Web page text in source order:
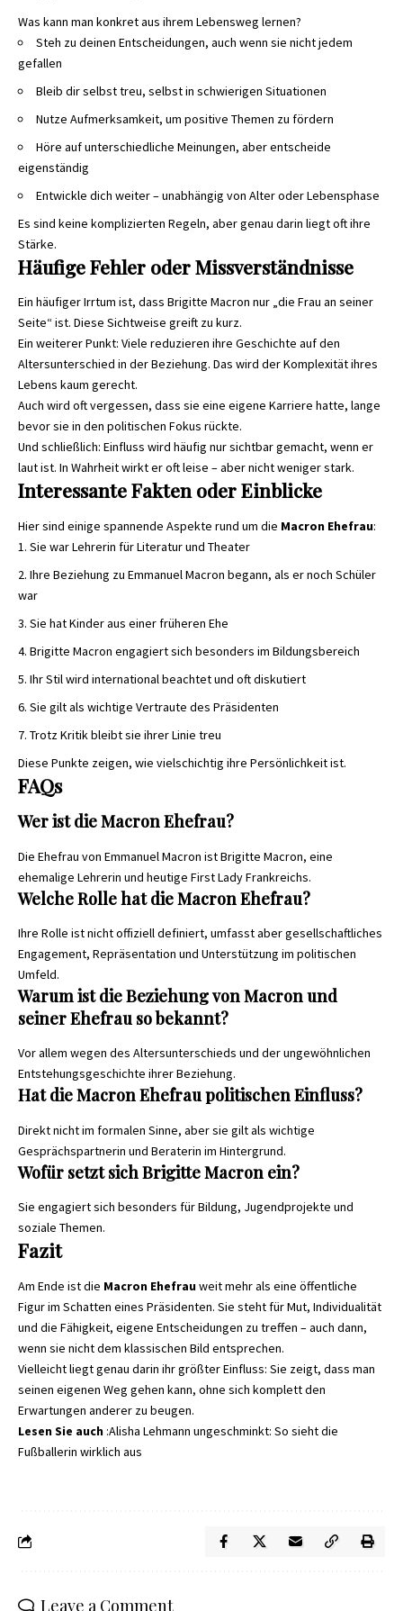
Was kann man konkret aus ihrem Lebensweg lernen?
Steh zu deinen Entscheidungen, auch wenn sie nicht jedem
gefallen
Bleib dir selbst treu, selbst in schwierigen Situationen
Nutze Aufmerksamkeit, um positive Themen zu fördern
Höre auf unterschiedliche Meinungen, aber entscheide
eigenständig
Entwickle dich weiter – unabhängig von Alter oder Lebensphase
Es sind keine komplizierten Regeln, aber genau darin liegt oft ihre
Stärke.
Häufige Fehler oder Missverständnisse
Ein häufiger Irrtum ist, dass Brigitte Macron nur „die Frau an seiner
Seite“ ist. Diese Sichtweise greift zu kurz.
Ein weiterer Punkt: Viele reduzieren ihre Geschichte auf den
Altersunterschied in der Beziehung. Das wird der Komplexität ihres
Lebens kaum gerecht.
Auch wird oft vergessen, dass sie eine eigene Karriere hatte, lange
bevor sie in den politischen Fokus rückte.
Und schließlich: Einfluss wird häufig nur sichtbar gemacht, wenn er
laut ist. In Wahrheit wirkt er oft leise – aber nicht weniger stark.
Interessante Fakten oder Einblicke
Hier sind einige spannende Aspekte rund um die Macron Ehefrau:
Sie war Lehrerin für Literatur und Theater
Ihre Beziehung zu Emmanuel Macron begann, als er noch Schüler
war
Sie hat Kinder aus einer früheren Ehe
Brigitte Macron engagiert sich besonders im Bildungsbereich
Ihr Stil wird international beachtet und oft diskutiert
Sie gilt als wichtige Vertraute des Präsidenten
Trotz Kritik bleibt sie ihrer Linie treu
Diese Punkte zeigen, wie vielschichtig ihre Persönlichkeit ist.
FAQs
Wer ist die Macron Ehefrau?
Die Ehefrau von Emmanuel Macron ist Brigitte Macron, eine
ehemalige Lehrerin und heutige First Lady Frankreichs.
Welche Rolle hat die Macron Ehefrau?
Ihre Rolle ist nicht offiziell definiert, umfasst aber gesellschaftliches
Engagement, Repräsentation und Unterstützung im politischen
Umfeld.
Warum ist die Beziehung von Macron und
seiner Ehefrau so bekannt?
Vor allem wegen des Altersunterschieds und der ungewöhnlichen
Entstehungsgeschichte ihrer Beziehung.
Hat die Macron Ehefrau politischen Einfluss?
Direkt nicht im formalen Sinne, aber sie gilt als wichtige
Gesprächspartnerin und Beraterin im Hintergrund.
Wofür setzt sich Brigitte Macron ein?
Sie engagiert sich besonders für Bildung, Jugendprojekte und
soziale Themen.
Fazit
Am Ende ist die Macron Ehefrauweit mehr als eine öffentliche
Figur im Schatten eines Präsidenten. Sie steht für Mut, Individualität
und die Fähigkeit, eigene Entscheidungen zu treffen – auch dann,
wenn sie nicht dem klassischen Bild entsprechen.
Vielleicht liegt genau darin ihr größter Einfluss: Sie zeigt, dass man
seinen eigenen Weg gehen kann, ohne sich komplett den
Erwartungen anderer zu beugen.
Lesen Sie auch :Alisha Lehmann ungeschminkt: So sieht die
Fußballerin wirklich aus
Leave a Comment